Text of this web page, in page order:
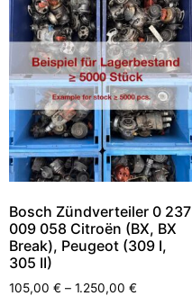
Bosch Zündverteiler 0 237
009 058 Citroën (BX, BX
Break), Peugeot (309 I,
305 II)
105,00 € – 1.250,00 €